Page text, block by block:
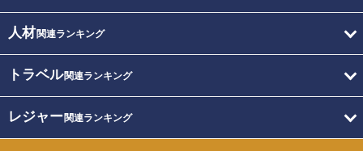
人材関連ランキング
トラベル関連ランキング
レジャー関連ランキング